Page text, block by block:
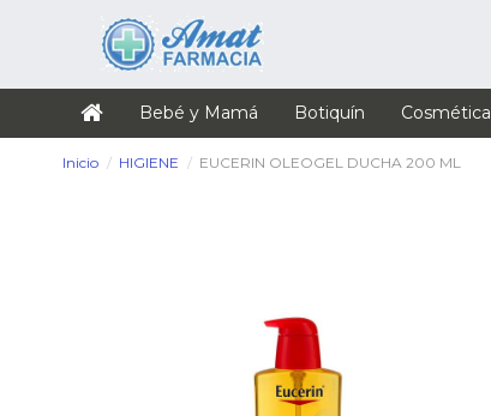
Bebé y Mamá Botiquín Cosmética
Inicio HIGIENE EUCERIN OLEOGEL DUCHA 200 ML